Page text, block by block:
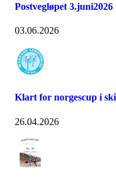
Postvegløpet 3.juni2026
03.06.2026
Klart for norgescup i
26.04.2026